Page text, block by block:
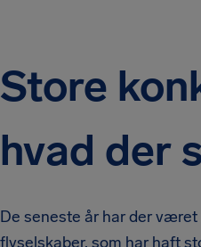
Store
hvad der
De seneste år har der
flyselskaber, som har haft